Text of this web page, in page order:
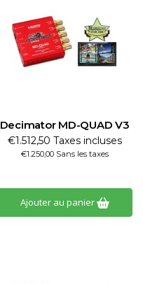
Decimator MD-QUAD V3
€1.512,50 Taxes incluses
€1.250,00 Sans les taxes
Ajouter au panier